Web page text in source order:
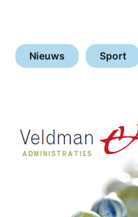
Nieuws Sport